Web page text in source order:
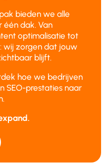
bieden we alle
één dak. Van
optimalisatie tot
wij zorgen dat jouw
blijft.
hoe we bedrijven
SEO-prestaties naar